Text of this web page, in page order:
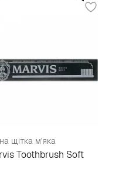
щітка м'яка
Toothbrush Soft